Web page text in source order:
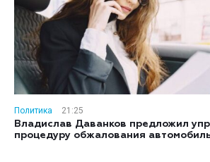
Политика
21:25
Владислав Даванков предложил
процедуру обжалования